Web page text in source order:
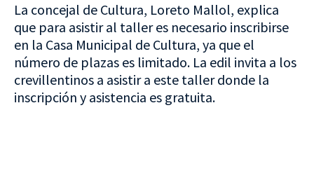
La concejal de Cultura, Loreto Mallol, explica
que para asistir al taller es necesario inscribirse
en la Casa Municipal de Cultura, ya que el
número de plazas es limitado. La edil invita a los
crevillentinos a asistir a este taller donde la
inscripción y asistencia es gratuita.